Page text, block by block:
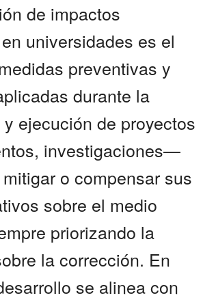
de impactos
universidades es el
preventivas y
durante la
ejecución de proyectos
investigaciones—
o compensar sus
sobre el medio
priorizando la
la corrección. En
se alinea con